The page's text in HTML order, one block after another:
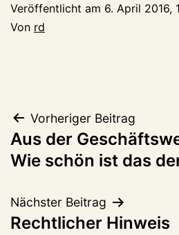
Veröffentlicht am 6. April 2016,
Von rd
Vorheriger Beitrag
Aus der
Wie schön ist das
Nächster Beitrag
Rechtlicher Hinweis